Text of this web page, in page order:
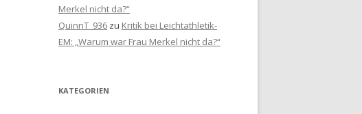
Merkel nicht da?“
QuinnT_936 zu Kritik bei Leichtathletik-
EM: „Warum war Frau Merkel nicht da?“
KATEGORIEN